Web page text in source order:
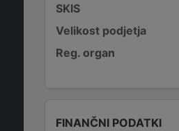
SKIS
Velikost podjetja
Reg. organ
FINANČNI PODATKI